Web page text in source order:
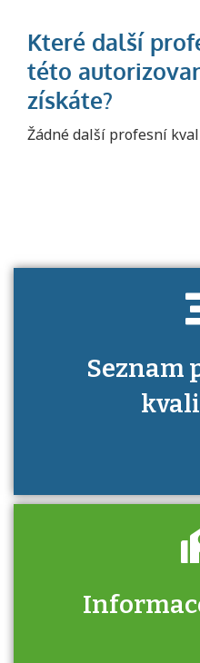
Žádné další profesní
Seznam
Projděte si
Zjistěte, jak se